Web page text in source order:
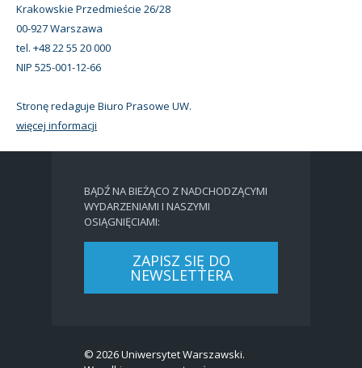
Krakowskie Przedmieście 26/28
00-927 Warszawa
tel. +48 22 55 20 000
NIP 525-001-12-66
Stronę redaguje Biuro Prasowe UW.
więcej informacji
BĄDŹ NA BIEŻĄCO Z NADCHODZĄCYMI
WYDARZENIAMI I NASZYMI
OSIĄGNIĘCIAMI:
ZAPISZ SIĘ DO
NEWSLETTERA
© 2026 Uniwersytet Warszawski.